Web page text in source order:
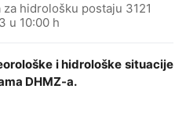
hidrološku postaju 3121
u 10:00 h
i hidrološke situacije
DHMZ-a.